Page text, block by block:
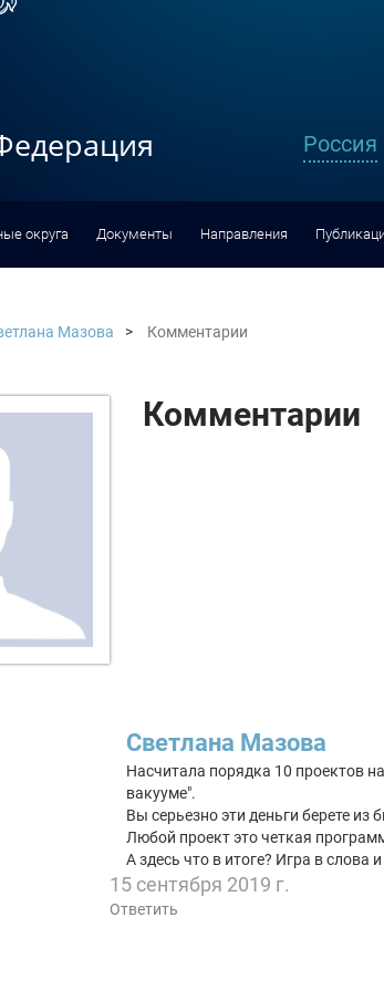
Россия
округа Документы Направления
Мазова Комментарии
Комментарии
Светлана Мазова
Насчитала порядка 10 проектов
вакууме".
Вы серьезно эти деньги берете
Любой проект это четкая
А здесь что в итоге? Игра в слова
15 сентября 2019 г.
Ответить